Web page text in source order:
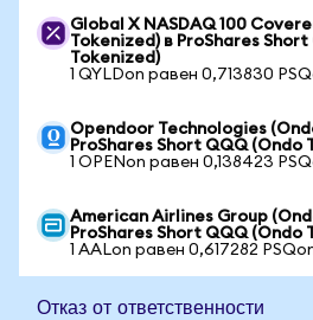
Global X NASDAQ 100
Tokenized) в ProShares
Tokenized)
1 QYLDon равен 0,713830
Opendoor Technologies
ProShares Short QQQ (Ondo
1 OPENon равен 0,138423
American Airlines Group
ProShares Short QQQ (Ondo
1 AALon равен 0,617282
Отказ от ответственности